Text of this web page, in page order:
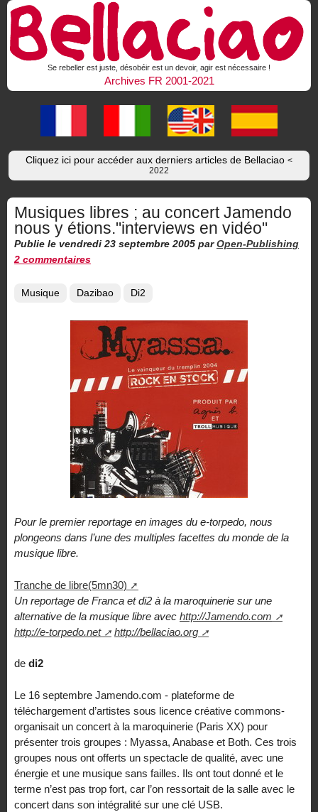
Se rebeller est juste, désobéir est un devoir, agir est nécessaire !
Archives FR 2001-2021
Cliquez ici pour accéder aux derniers articles de Bellaciao <
2022
Musiques libres ; au concert Jamendo
nous y étions."interviews en vidéo"
Publie le vendredi 23 septembre 2005 par Open-Publishing
2 commentaires
Musique Dazibao Di2
Pour le premier reportage en images du e-torpedo, nous
plongeons dans l’une des multiples facettes du monde de la
musique libre.
Tranche de libre(5mn30)
Un reportage de Franca et di2 à la maroquinerie sur une
alternative de la musique libre avec http://Jamendo.com
http://e-torpedo.net
http://bellaciao.org
de di2
Le 16 septembre Jamendo.com - plateforme de
téléchargement d’artistes sous licence créative commons-
organisait un concert à la maroquinerie (Paris XX) pour
présenter trois groupes : Myassa, Anabase et Both. Ces trois
groupes nous ont offerts un spectacle de qualité, avec une
énergie et une musique sans failles. Ils ont tout donné et le
terme n’est pas trop fort, car l’on ressortait de la salle avec le
concert dans son intégralité sur une clé USB.